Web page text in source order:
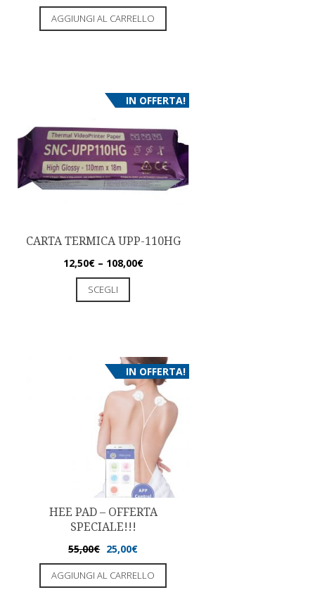
AGGIUNGI AL CARRELLO
IN OFFERTA!
CARTA TERMICA UPP-110HG
12,50€– 108,00€
SCEGLI
IN OFFERTA!
HEE PAD – OFFERTA
SPECIALE!!!
55,00€ 25,00€
AGGIUNGI AL CARRELLO